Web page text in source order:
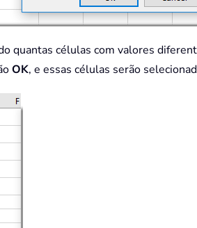
quantas células com valores
OK, e essas células serão